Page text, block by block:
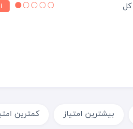
کل 1
بیشترین امتیاز کمترین